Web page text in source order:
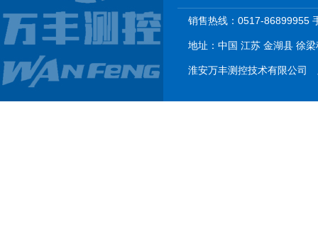
销售热线：0517-
地址：中国 江苏 金湖县 徐
淮安万丰测控技术有限公